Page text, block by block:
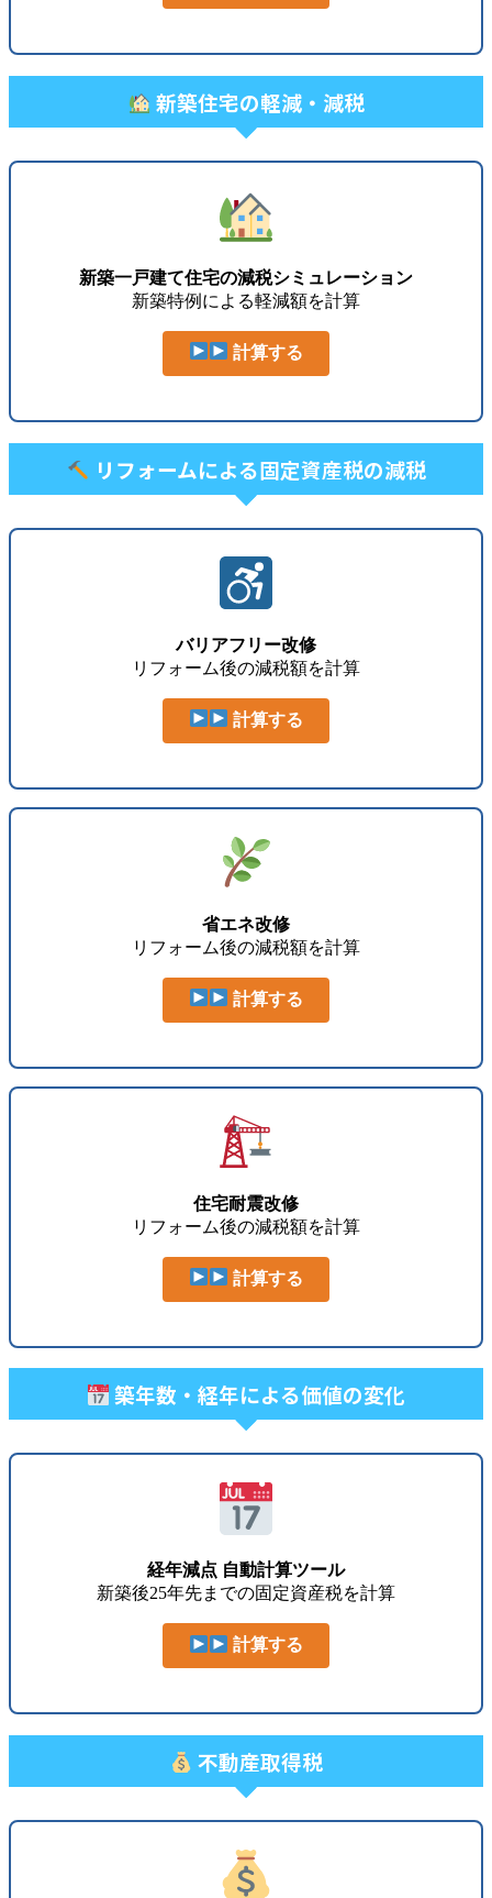
新築住宅の軽減・減税
新築一戸建て住宅の減税シミュレーション
新築特例による軽減額を計算
計算する
リフォームによる固定資産税の減税
バリアフリー改修
リフォーム後の減税額を計算
計算する
省エネ改修
リフォーム後の減税額を計算
計算する
住宅耐震改修
リフォーム後の減税額を計算
計算する
築年数・経年による価値の変化
経年減点 自動計算ツール
新築後25年先までの固定資産税を計算
計算する
不動産取得税